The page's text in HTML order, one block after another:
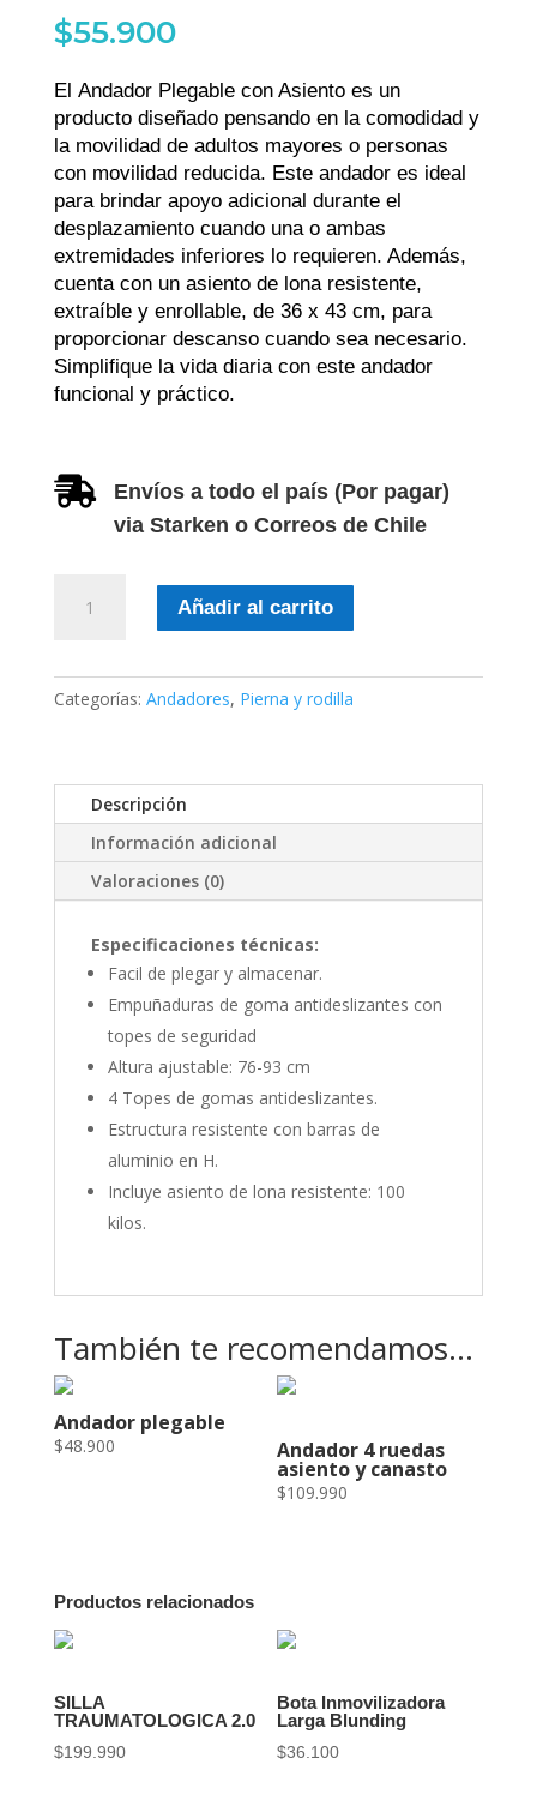
$55.900
El Andador Plegable con Asiento es un
producto diseñado pensando en la comodidad y
la movilidad de adultos mayores o personas
con movilidad reducida. Este andador es ideal
para brindar apoyo adicional durante el
desplazamiento cuando una o ambas
extremidades inferiores lo requieren. Además,
cuenta con un asiento de lona resistente,
extraíble y enrollable, de 36 x 43 cm, para
proporcionar descanso cuando sea necesario.
Simplifique la vida diaria con este andador
funcional y práctico.

Envíos a todo el país (Por pagar)
via Starken o Correos de Chile
plegable
cantidad
Añadir al carrito
Categorías: Andadores, Pierna y rodilla
Descripción
Información adicional
Valoraciones (0)
Especificaciones técnicas:
Facil de plegar y almacenar.
Empuñaduras de goma antideslizantes con
topes de seguridad
Altura ajustable: 76-93 cm
4 Topes de gomas antideslizantes.
Estructura resistente con barras de
aluminio en H.
Incluye asiento de lona resistente: 100
kilos.
También te recomendamos…
Andador plegable
$48.900 Andador 4 ruedas
asiento y canasto
$109.990
Productos relacionados
SILLA
TRAUMATOLOGICA 2.0
$199.990
Bota Inmovilizadora
Larga Blunding
$36.100